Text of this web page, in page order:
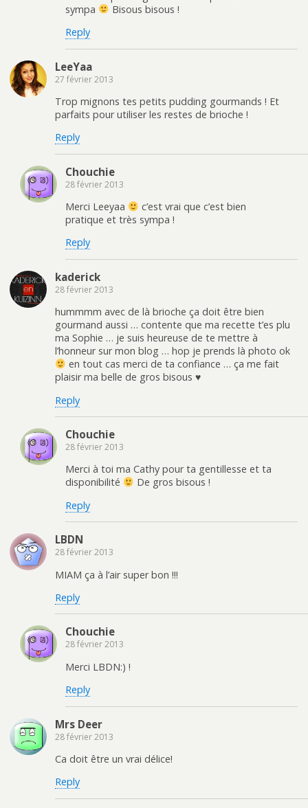
sympa
Bisous bisous !
Reply
LeeYaa
27 février 2013
Trop mignons tes petits pudding gourmands ! Et
parfaits pour utiliser les restes de brioche !
Reply
Chouchie
28 février 2013
Merci Leeyaa
c’est vrai que c’est bien
pratique et très sympa !
Reply
kaderick
28 février 2013
hummmm avec de là brioche ça doit être bien
gourmand aussi … contente que ma recette t’es plu
ma Sophie … je suis heureuse de te mettre à
l’honneur sur mon blog … hop je prends là photo ok
en tout cas merci de ta confiance … ça me fait
plaisir ma belle de gros bisous ♥
Reply
Chouchie
28 février 2013
Merci à toi ma Cathy pour ta gentillesse et ta
disponibilité
De gros bisous !
Reply
LBDN
28 février 2013
MIAM ça à l’air super bon !!!
Reply
Chouchie
28 février 2013
Merci LBDN:) !
Reply
Mrs Deer
28 février 2013
Ca doit être un vrai délice!
Reply